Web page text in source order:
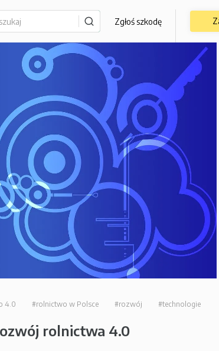
Zgłoś szkodę
4.0 #rolnictwo w Polsce #rozwój #technologie
rolnictwa 4.0